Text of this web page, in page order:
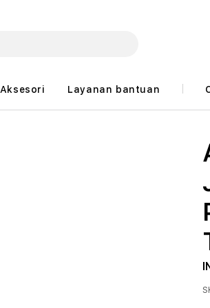
Aksesori Layanan bantuan